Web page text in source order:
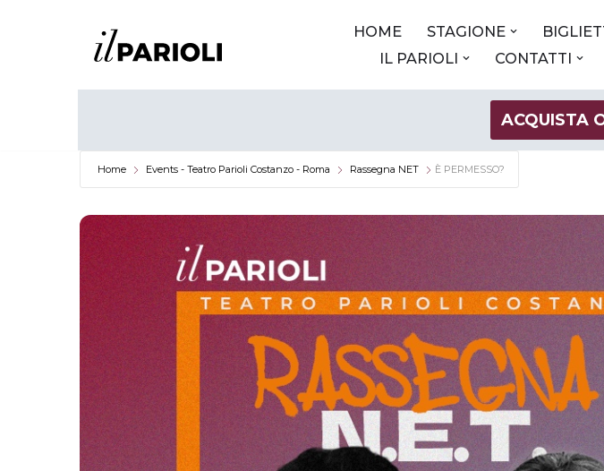
HOME STAGIONE
IL PARIOLI
CONTATTI
ACQUISTA
Home Events - Teatro Parioli Costanzo - Roma Rassegna NET È PERMESSO?